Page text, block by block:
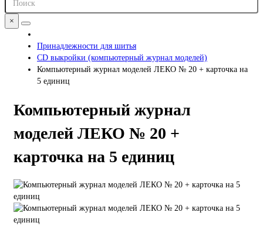
×
Принадлежности для шитья
СD выкройки (компьютерный журнал моделей)
Компьютерный журнал моделей ЛЕКО № 20 + карточка на
5 единиц
Компьютерный журнал
моделей ЛЕКО № 20 +
карточка на 5 единиц